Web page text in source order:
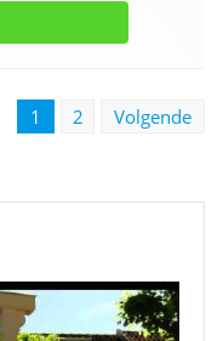
1 2 Volgende